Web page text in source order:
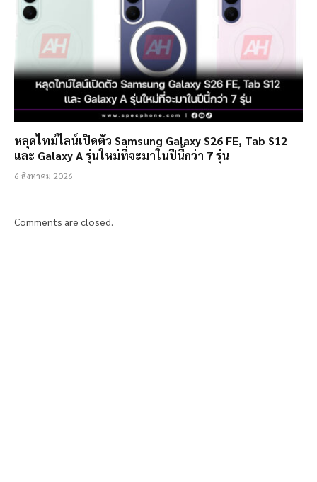
หลุดไทม์ไลน์เปิดตัว Samsung Galaxy S26 FE, Tab S12
และ Galaxy A รุ่นใหม่ที่จะมาในปีนี้กว่า 7 รุ่น
6 สิงหาคม 2026
Comments are closed.